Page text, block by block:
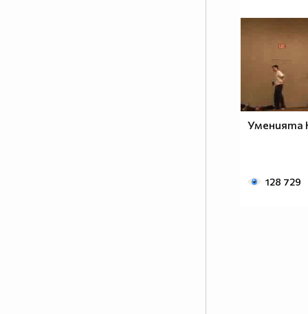
Уменията
128 729